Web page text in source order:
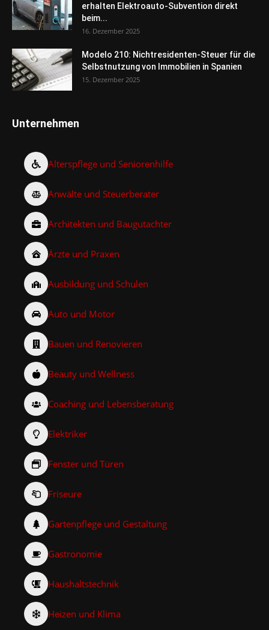
erhalten Elektroauto-Subvention direkt
beim...
16. Dezember 2025
Modelo 210: Nichtresidenten-Steuer für die
Selbstnutzung von Immobilien in Spanien
15. Dezember 2025
Unternehmen
Alterspflege und Seniorenhilfe
Anwälte und Steuerberater
Architekten und Baugutachter
Ärzte und Praxen
Ausbildung und Schulen
Auto und Motor
Bauen und Renovieren
Beauty und Wellness
Coaching und Lebensberatung
Elektriker
Fenster und Türen
Friseure
Gartenpflege und Gestaltung
Gastronomie
Haushaltstechnik
Heizen und Klima